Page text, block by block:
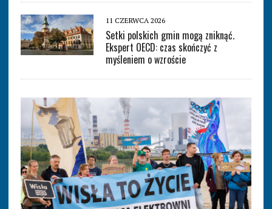
11 CZERWCA 2026
Setki polskich gmin mogą zniknąć.
Ekspert OECD: czas skończyć z
myśleniem o wzroście